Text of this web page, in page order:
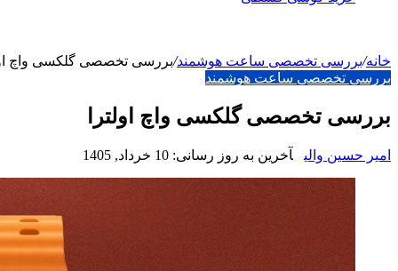
خانه/بررسی تخصصی ساعت هوشمند/بررسی تخصصی گلکسی واچ
بررسی تخصصی ساعت هوشمند
بررسی تخصصی گلکسی واچ اولترا
امیر حسین والی آخرین به روز رسانی: 10 خرداد, 1405